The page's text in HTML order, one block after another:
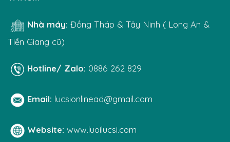
Nhà máy: Đồng Tháp & Tây Ninh ( Long An &
Tiền Giang cũ)
Hotline/ Zalo: 0886 262 829
Email: lucsionlinead@gmail.com
Website: www.luoilucsi.com